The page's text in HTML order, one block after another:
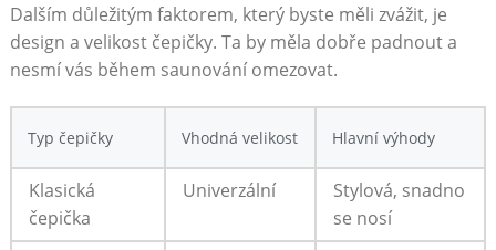
Dalším důležitým faktorem, který byste měli zvážit, je
design a velikost čepičky. Ta by měla dobře padnout a
nesmí vás během saunování omezovat.
Typ čepičky Vhodná velikost Hlavní výhody
Klasická
čepička
Univerzální
Stylová, snadno
se nosí